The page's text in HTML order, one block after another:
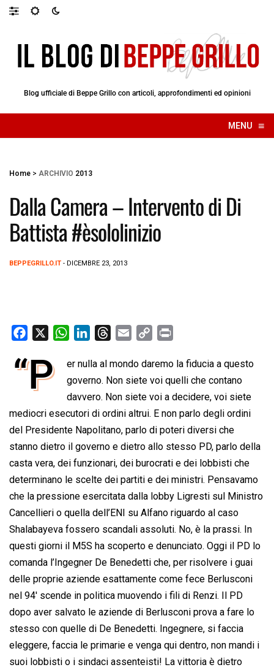
Blog ufficiale di Beppe Grillo con articoli, approfondimenti ed opinioni
MENU ≡
☰
Home > ARCHIVIO 2013
Dalla Camera – Intervento di Di
Battista #èsololinizio
BEPPEGRILLO.IT - DICEMBRE 23, 2013
c
o
o
k
W
a
t
s
A
p
p
n
k
e
d
I
n
r
e
a
d
s
a
i
l
p
y
L
i
n
k
i
n
t
“P
er nulla al mondo daremo la fiducia a questo
governo. Non siete voi quelli che contano
davvero. Non siete voi a decidere, voi siete
mediocri esecutori di ordini altrui. E non parlo degli ordini
del Presidente Napolitano, parlo di poteri diversi che
stanno dietro il governo e dietro allo stesso PD, parlo della
casta vera, dei funzionari, dei burocrati e dei lobbisti che
determinano le scelte dei partiti e dei ministri. Pensavamo
che la pressione esercitata dalla lobby Ligresti sul Ministro
Cancellieri o quella dell’ENI su Alfano riguardo al caso
Shalabayeva fossero scandali assoluti. No, è la prassi. In
questi giorni il M5S ha scoperto e denunciato. Oggi il PD lo
comanda l’Ingegner De Benedetti che, per risolvere i guai
delle proprie aziende esattamente come fece Berlusconi
nel 94′ scende in politica muovendo i fili di Renzi. Il PD
dopo aver salvato le aziende di Berlusconi prova a fare lo
stesso con quelle di De Benedetti. Ingegnere, si faccia
eleggere, faccia le primarie e venga qui dentro, non mandi i
suoi lobbisti o i sindaci assenteisti! La vittoria è dietro